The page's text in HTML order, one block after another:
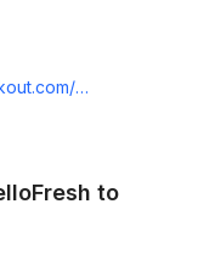
commerce-for-enterprise-merchants
to